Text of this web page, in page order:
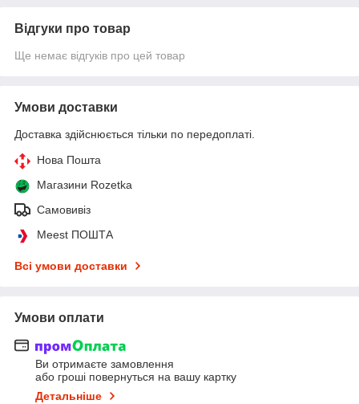
Відгуки про товар
Ще немає відгуків про цей товар
Умови доставки
Доставка здійснюється тільки по передоплаті.
Нова Пошта
Магазини Rozetka
Самовивіз
Meest ПОШТА
Всі умови доставки
Умови оплати
Ви отримаєте замовлення
або гроші повернуться на вашу картку
Детальніше